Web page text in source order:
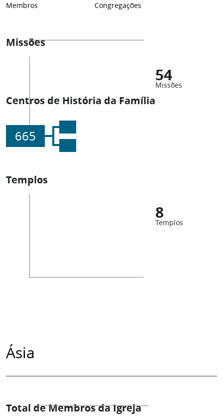
Membros Congregações
Missões
54
Missões
Centros de História da Família
665
Templos
8
Templos
Ásia
Total de Membros da Igreja